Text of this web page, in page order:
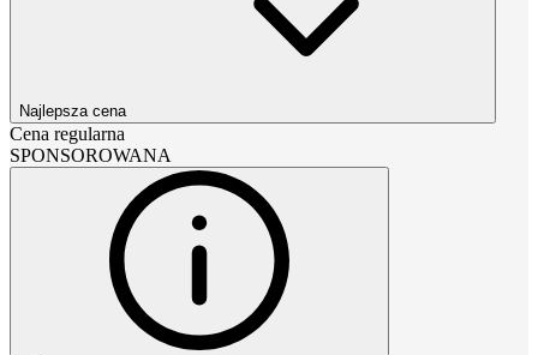
Najlepsza cena
Cena regularna
SPONSOROWANA